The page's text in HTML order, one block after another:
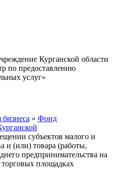
Курганской области
по предоставлению
услуг»
бизнеса » Фонд
субъектов малого и
и (или) товара (работы,
предпринимательства на
площадках